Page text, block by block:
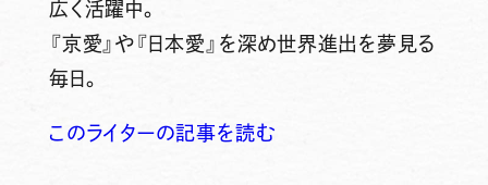
広く活躍中。
『京愛』や『日本愛』を深め世界進出を夢見る
毎日。
このライターの記事を読む